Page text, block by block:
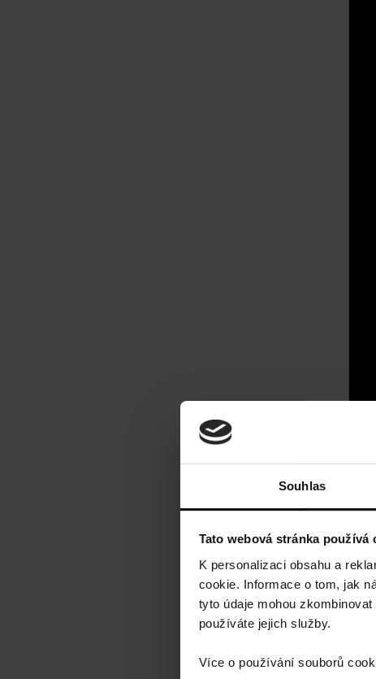
Souhlas
Tato webová stránka používá
K personalizaci obsahu a
cookie. Informace o tom, jak
tyto údaje mohou
používáte jejich služby.
Více o používání souborů